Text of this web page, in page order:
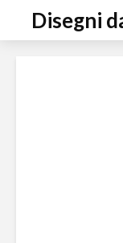
Disegni